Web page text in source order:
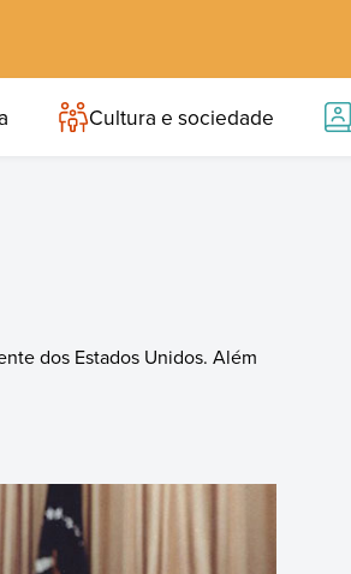
Cultura e sociedade
dos Estados Unidos. Além